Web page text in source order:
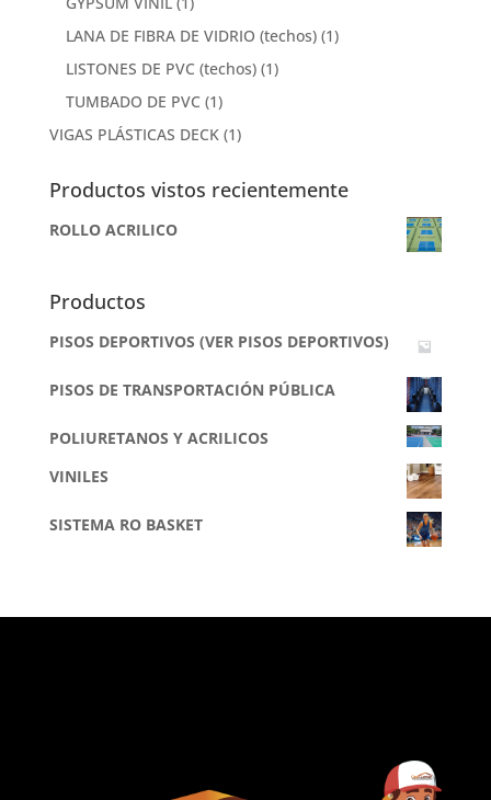
LANA DE FIBRA DE VIDRIO (techos) (1)
LISTONES DE PVC (techos) (1)
TUMBADO DE PVC (1)
VIGAS PLÁSTICAS DECK (1)
Productos vistos recientemente
ROLLO ACRILICO
Productos
PISOS DEPORTIVOS (VER PISOS DEPORTIVOS)
PISOS DE TRANSPORTACIÓN PÚBLICA
POLIURETANOS Y ACRILICOS
VINILES
SISTEMA RO BASKET